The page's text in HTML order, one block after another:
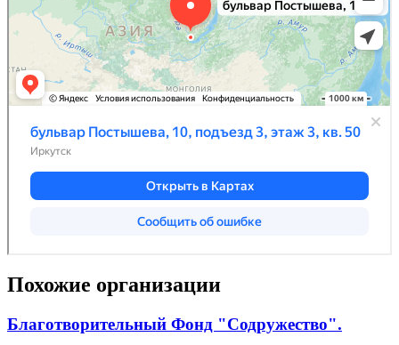
Похожие организации
Благотворительный Фонд "Содружество".